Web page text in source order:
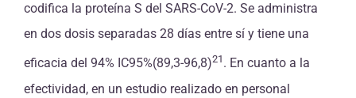
codifica la proteína S del SARS-CoV-2. Se administra
en dos dosis separadas 28 días entre sí y tiene una
eficacia del 94% IC95%(89,3-96,8)21 . En cuanto a la
efectividad, en un estudio realizado en personal